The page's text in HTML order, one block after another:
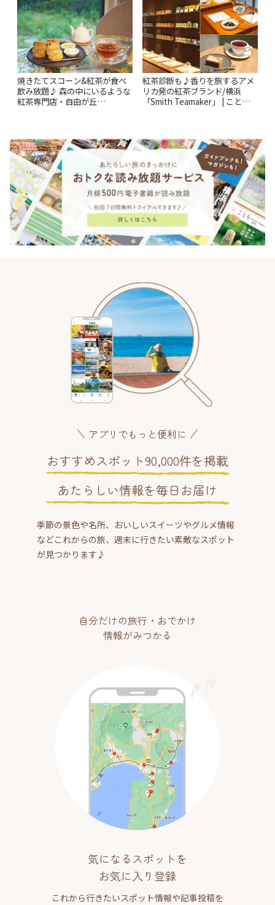
焼きたてスコーン&紅茶が食べ
飲み放題♪ 森の中にいるような
紅茶専門店・自由が丘
紅茶診断も♪香りを旅するアメ
リカ発の紅茶ブランド/横浜
「Smith Teamaker」 | ことりっ
アプリでもっと便利に
おすすめスポット90,000件を掲載
あたらしい情報を毎日お届け
季節の景色や名所、おいしいスイーツやグルメ情報
などこれからの旅、週末に行きたい素敵なスポット
が見つかります♪
自分だけの旅行・おでかけ
情報がみつかる
気になるスポットを
お気に入り登録
これから行きたいスポット情報や記事投稿を